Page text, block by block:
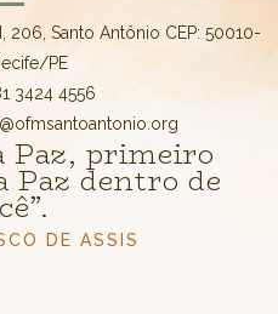
206, Santo Antônio CEP: 50010-
PE
3424 4556
Paz, primeiro
Paz dentro de
DE ASSIS